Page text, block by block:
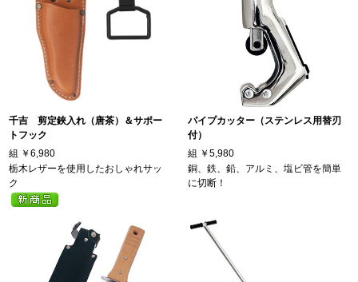
千吉 剪定鋏入れ（唐茶）＆サポー
トフック
組 ￥6,980
栃木レザーを使用したおしゃれサッ
ク
パイプカッター（ステンレス用替刃
付）
組 ￥5,980
銅、鉄、鉛、アルミ、塩ビ管を簡単
に切断！